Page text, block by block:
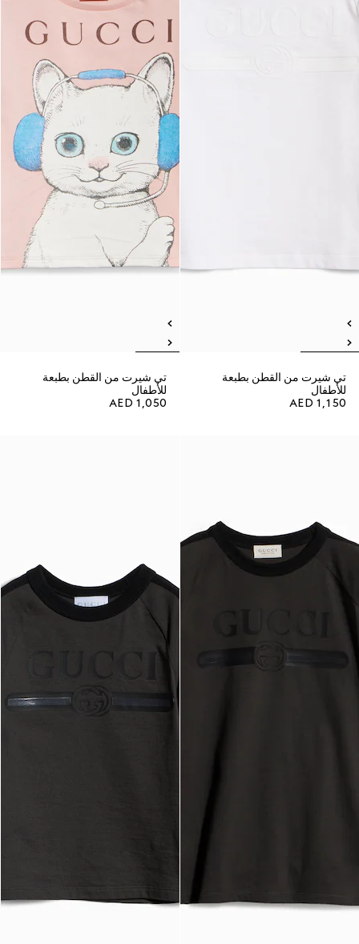
تي شيرت من القطن بطبعة
للأطفال
AED 1,150
تي شيرت من القطن بطبعة
للأطفال
AED 1,050